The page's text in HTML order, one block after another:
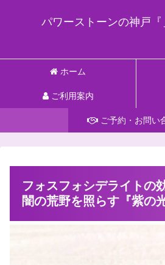
パワーストーンの神戸『
ホーム
ご利用案内
ご予約・お問い
フォスフォシデライトの
闇の荒野を照らす『紫の